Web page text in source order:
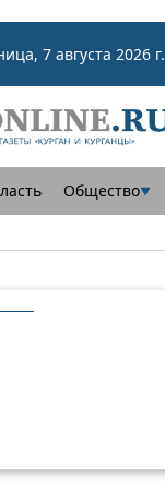
7 августа 2026 г.
Общество▼